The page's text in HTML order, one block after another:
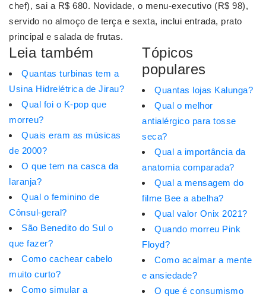
chef), sai a R$ 680. Novidade, o menu-executivo (R$ 98),
servido no almoço de terça e sexta, inclui entrada, prato
principal e salada de frutas.
Leia também
Quantas turbinas tem a
Usina Hidrelétrica de Jirau?
Qual foi o K-pop que
morreu?
Quais eram as músicas
de 2000?
O que tem na casca da
laranja?
Qual o feminino de
Cônsul-geral?
São Benedito do Sul o
que fazer?
Como cachear cabelo
muito curto?
Como simular a
Tópicos
populares
Quantas lojas Kalunga?
Qual o melhor
antialérgico para tosse
seca?
Qual a importância da
anatomia comparada?
Qual a mensagem do
filme Bee a abelha?
Qual valor Onix 2021?
Quando morreu Pink
Floyd?
Como acalmar a mente
e ansiedade?
O que é consumismo